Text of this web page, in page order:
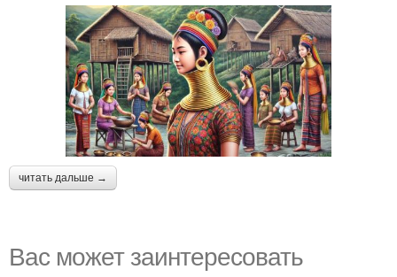
читать дальше →
Вас может заинтересовать